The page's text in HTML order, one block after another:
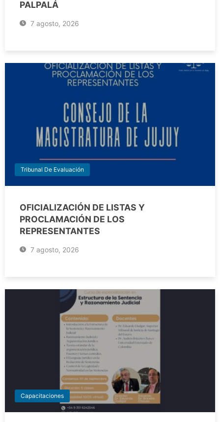
PALPALÁ
7 agosto, 2026
Tribunal De Evaluación
OFICIALIZACIÓN DE LISTAS Y
PROCLAMACIÓN DE LOS
REPRESENTANTES
7 agosto, 2026
Capacitaciones